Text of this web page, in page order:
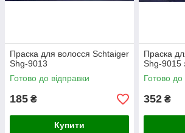
Праска для волосся Schtaiger
Shg-9013
Готово до відправки
185 ₴
Купити
Праска
Shg-9015
Готово до
352 ₴